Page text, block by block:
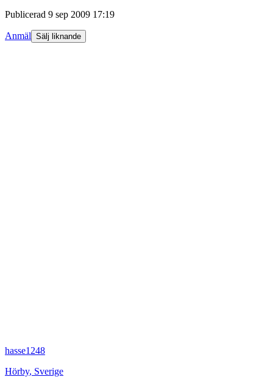
Publicerad 9 sep 2009 17:19
Anmäl Sälj liknande
hasse1248
Hörby, Sverige